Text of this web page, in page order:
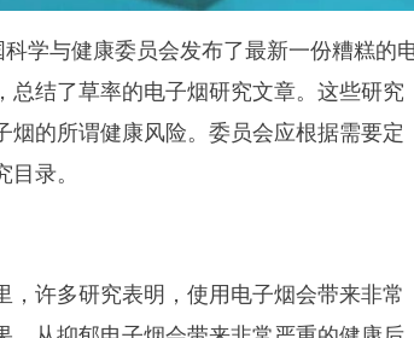
学与健康委员会发布了最新一份糟糕的
总结了草率的电子烟研究文章。这些研究
烟的所谓健康风险。委员会应根据需要定
录。
，许多研究表明，使用电子烟会带来非常